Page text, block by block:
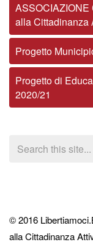
ASSOCIAZIONE
alla Cittadinanza
Progetto
Progetto di
2020/21
© 2016
alla Cittadinanza